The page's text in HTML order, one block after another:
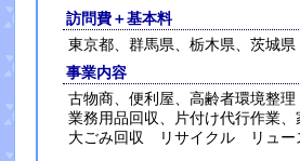
訪問費＋基本料
東京都、群馬県、栃木県、茨城県
事業内容
古物商、便利屋、高齢者環境整
業務用品回収、片付け代行作業
大ごみ回収 リサイクル リュ